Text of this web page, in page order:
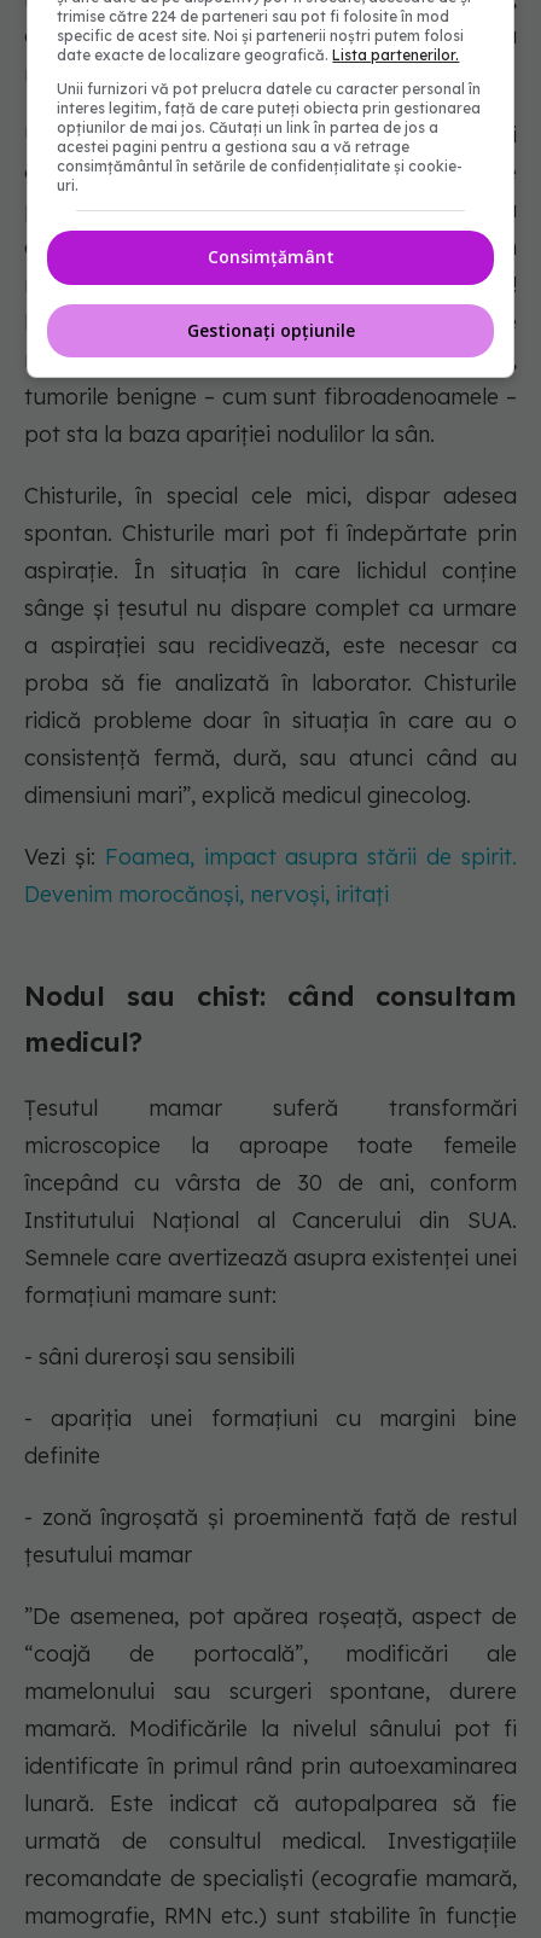
cu margini bine definite, cauzat de înmulţirea
necontrolată a celulelor mamare.
Uneori, pe lângă noduli, zona devine roşiatică şi
are o textură cu aspect de ”coajă de
portocală”. Prezenţa unui nodul este adesea
asociată cu apariţia cancerului mamar. Însă un
nodul nu înseamnă întotdeauna cancer!
Dezechilibrele hormonale, infecţiile – cum este
mastita în timpul alăptării, traumatismele,
tumorile benigne – cum sunt fibroadenoamele –
pot sta la baza apariţiei nodulilor la sân.
Chisturile, în special cele mici, dispar adesea
spontan. Chisturile mari pot fi îndepărtate prin
aspiraţie. În situaţia în care lichidul conţine
sânge şi ţesutul nu dispare complet ca urmare
a aspiraţiei sau recidivează, este necesar ca
proba să fie analizată în laborator. Chisturile
ridică probleme doar în situaţia în care au o
consistenţă fermă, dură, sau atunci când au
dimensiuni mari”, explică medicul ginecolog.
Vezi și: Foamea, impact asupra stării de spirit.
Devenim morocănoși, nervoși, iritați
Nodul sau chist: când consultam
medicul?
Ţesutul mamar suferă transformări
microscopice la aproape toate femeile
începând cu vârsta de 30 de ani, conform
Institutului Naţional al Cancerului din SUA.
Semnele care avertizează asupra existenţei unei
formaţiuni mamare sunt:
- sâni dureroşi sau sensibili
- apariția unei formaţiuni cu margini bine
definite
- zonă îngroşată şi proeminentă faţă de restul
ţesutului mamar
”De asemenea, pot apărea roşeaţă, aspect de
“coajă de portocală”, modificări ale
mamelonului sau scurgeri spontane, durere
mamară. Modificările la nivelul sânului pot fi
identificate în primul rând prin autoexaminarea
lunară. Este indicat că autopalparea să fie
urmată de consultul medical. Investigaţiile
recomandate de specialişti (ecografie mamară,
mamografie, RMN etc.) sunt stabilite în funcţie
trimise către 224 de parteneri sau pot fi folosite în mod
specific de acest site. Noi și partenerii noștri putem folosi
date exacte de localizare geografică.Lista partenerilor.
Unii furnizori vă pot prelucra datele cu caracter personal în
interes legitim, față de care puteți obiecta prin gestionarea
opțiunilor de mai jos. Căutați un link în partea de jos a
acestei pagini pentru a gestiona sau a vă retrage
consimțământul în setările de confidențialitate și cookie-
uri.
Consimțământ
Gestionați opțiunile